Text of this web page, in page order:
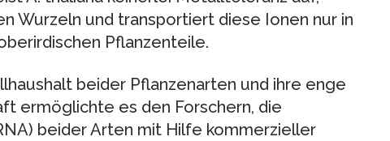
Wurzeln und transportiert diese Ionen nur in
Pflanzenteile.
beider Pflanzenarten und ihre enge
ermöglichte es den Forschern, die
beider Arten mit Hilfe kommerzieller